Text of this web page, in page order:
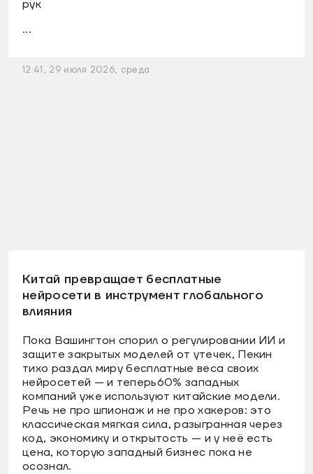
рук
...
12:41, 29 июля 2026, среда
Китай превращает бесплатные
нейросети в инструмент глобального
влияния
Пока Вашингтон спорил о регулировании ИИ и
защите закрытых моделей от утечек, Пекин
тихо раздал миру бесплатные веса своих
нейросетей — и теперь60% западных
компаний уже используют китайские модели.
Речь не про шпионаж и не про хакеров: это
классическая мягкая сила, разыгранная через
код, экономику и открытость — и у неё есть
цена, которую западный бизнес пока не
осознал.